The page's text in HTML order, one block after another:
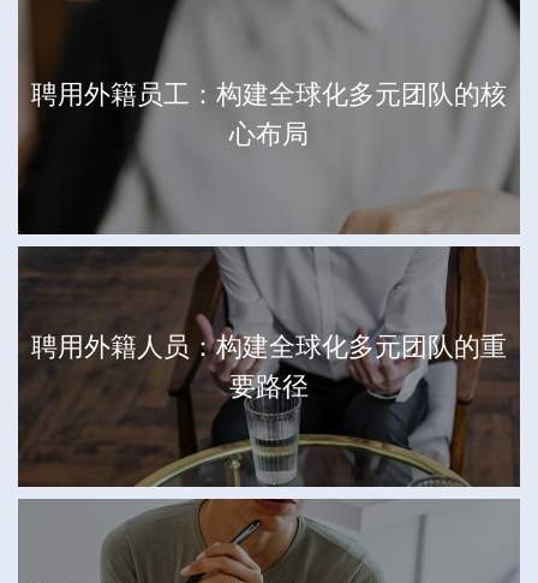
聘用外籍员工：构建全球化多元团队的核
心布局
聘用外籍人员：构建全球化多元团队的重
要路径